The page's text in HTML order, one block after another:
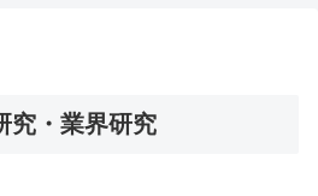
究・業界研究